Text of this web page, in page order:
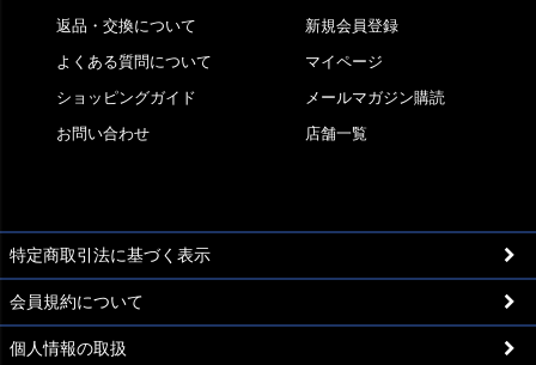
返品・交換について
よくある質問について
ショッピングガイド
お問い合わせ
新規会員登録
マイページ
メールマガジン購読
店舗一覧
特定商取引法に基づく表示
会員規約について
個人情報の取扱